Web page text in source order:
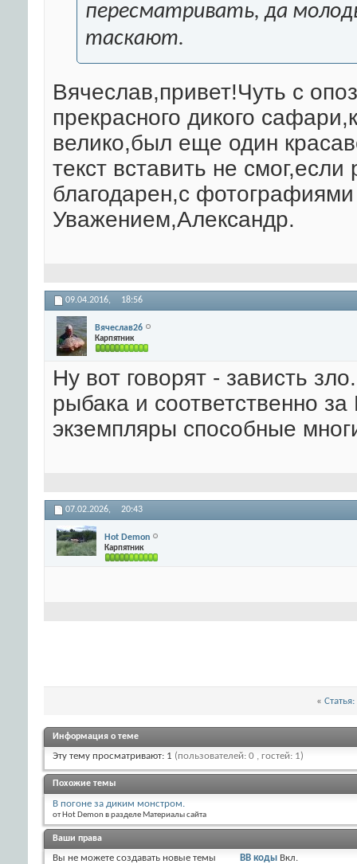
пересматривать, да
таскают.
Вячеслав,привет!Чуть с
прекрасного дикого
велико,был еще один
текст вставить не
благодарен,с
Уважением,Александр.
09.04.2016, 18:56
Вячеслав26
Карпятник
Ну вот говорят - зависть
рыбака и соответственно
экземпляры способные
07.02.2026, 20:43
Hot Demon
Карпятник
«
Информация о теме
Эту тему просматривают: 1 (пользователей: 0 , гостей: 1)
Похожие темы
В погоне за диким монстром.
от Hot Demon в разделе Материалы сайта
Ваши права
Вы не можете создавать новые темы
BB коды Вкл.